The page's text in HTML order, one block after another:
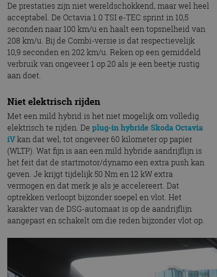
De prestaties zijn niet wereldschokkend, maar wel heel
acceptabel. De Octavia 1.0 TSI e-TEC sprint in 10,5
seconden naar 100 km/u en haalt een topsnelheid van
208 km/u. Bij de Combi-versie is dat respectievelijk
10,9 seconden en 202 km/u. Reken op een gemiddeld
verbruik van ongeveer 1 op 20 als je een beetje rustig
aan doet.
Niet elektrisch rijden
Met een mild hybrid is het niet mogelijk om volledig
elektrisch te rijden. De plug-in hybride Skoda Octavia
iVkan dat wel, tot ongeveer 60 kilometer op papier
(WLTP). Wat fijn is aan een mild hybride aandrijflijn is
het feit dat de startmotor/dynamo een extra push kan
geven. Je krijgt tijdelijk 50 Nm en 12 kW extra
vermogen en dat merk je als je accelereert. Dat
optrekken verloopt bijzonder soepel en vlot. Het
karakter van de DSG-automaat is op de aandrijflijn
aangepast en schakelt om die reden bijzonder vlot op.